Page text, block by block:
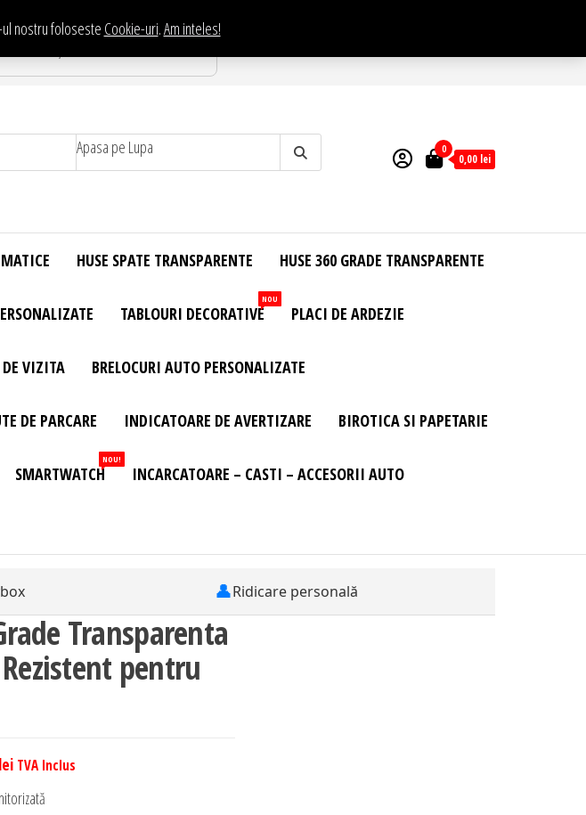
nostru foloseste Cookie-uri.Am inteles!
eHuse.ro
Apasa pe Lupa 0
0,00 lei
HUSE SPATE TRANSPARENTE HUSE 360 GRADE TRANSPARENTE
TABLOURI DECORATIVE
NOU
PLACI DE ARDEZIE
VIZITA BRELOCURI AUTO PERSONALIZATE
DE PARCARE INDICATOARE DE AVERTIZARE BIROTICA SI PAPETARIE
SMARTWATCH
NOU!
INCARCATOARE – CASTI – ACCESORII AUTO
👤Ridicare personală
Transparenta
pentru
lei TVA Inclus